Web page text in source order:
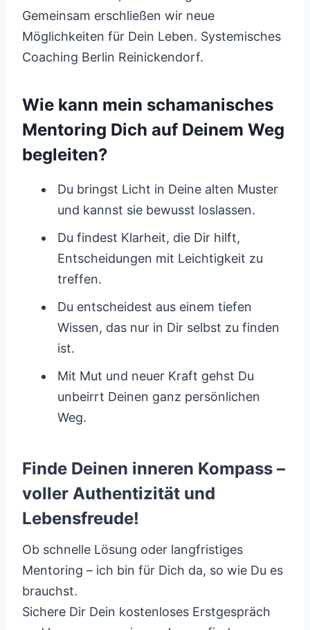
Gemeinsam erschließen wir neue
Möglichkeiten für Dein Leben. Systemisches
Coaching Berlin Reinickendorf.
Wie kann mein schamanisches
Mentoring Dich auf Deinem Weg
begleiten?
Du bringst Licht in Deine alten Muster
und kannst sie bewusst loslassen.
Du findest Klarheit, die Dir hilft,
Entscheidungen mit Leichtigkeit zu
treffen.
Du entscheidest aus einem tiefen
Wissen, das nur in Dir selbst zu finden
ist.
Mit Mut und neuer Kraft gehst Du
unbeirrt Deinen ganz persönlichen
Weg.
Finde Deinen inneren Kompass –
voller Authentizität und
Lebensfreude!
Ob schnelle Lösung oder langfristiges
Mentoring – ich bin für Dich da, so wie Du es
brauchst.
Sichere Dir Dein kostenloses Erstgespräch